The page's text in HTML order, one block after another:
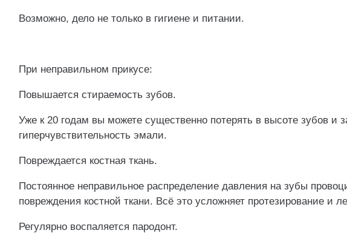
Возможно, дело не только в гигиене и питании.
При неправильном прикусе:
Повышается стираемость зубов.
Уже к 20 годам вы можете существенно потерять в высоте зубов и
гиперчувствительность эмали.
Повреждается костная ткань.
Постоянное неправильное распределение давления на зубы
повреждения костной ткани. Всё это усложняет протезирование и
Регулярно воспаляется пародонт.